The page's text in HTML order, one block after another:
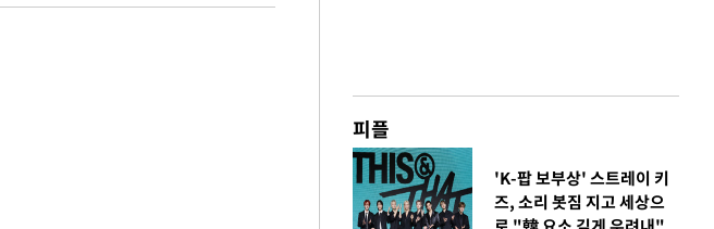
피플
'K-팝 보부상' 스트레이 키
즈, 소리 봇짐 지고 세상으